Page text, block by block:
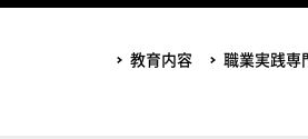
教育内容 職業実践専